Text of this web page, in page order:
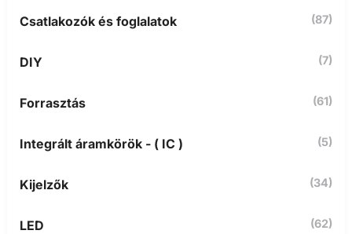
v
k
z
e
Csatlakozók és foglalatok (87)
DIY (7)
Forrasztás (61)
Integrált áramkörök - ( IC ) (5)
Kijelzők (34)
LED (62)